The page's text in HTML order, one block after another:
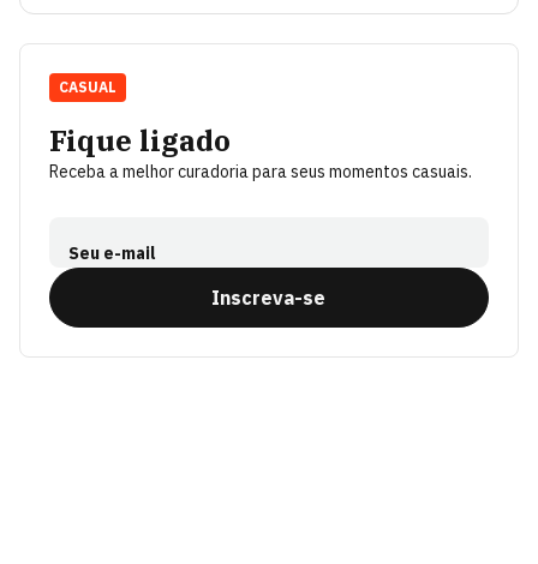
Fique ligado
Receba a melhor curadoria para seus momentos casuais.
Seu e-mail
Inscreva-se
CASUAL